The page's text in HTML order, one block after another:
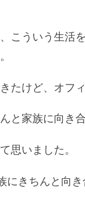
こういう生活
たけど、オフ
と家族に向き
思いました。
にきちんと向